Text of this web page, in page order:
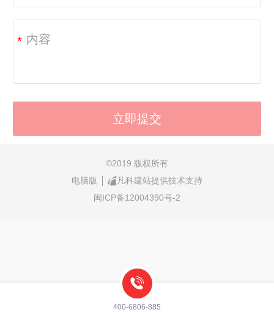
*
©2019 版权所有
电脑版
凡科建站提供技术支持
闽ICP备12004390号-2
400-6806-885